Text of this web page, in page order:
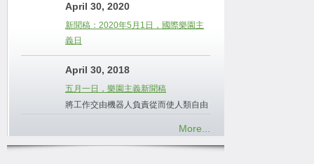
April 30, 2020
新聞稿：2020年5月1日，國際樂園主
義日
April 30, 2018
五月一日，樂園主義新聞稿
將工作交由機器人負責從而使人類自由
More...